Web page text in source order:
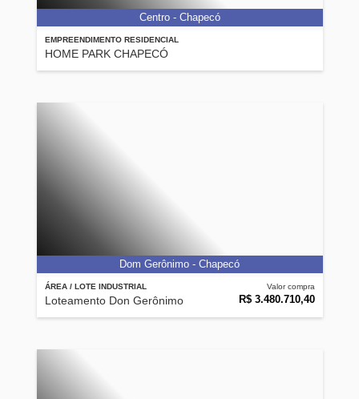
EMPREENDIMENTO RESIDENCIAL
HOME PARK CHAPECÓ
Centro - Chapecó
ÁREA / LOTE INDUSTRIAL
Loteamento Don Gerônimo
Valor compra
R$ 3.480.710,40
Dom Gerônimo - Chapecó